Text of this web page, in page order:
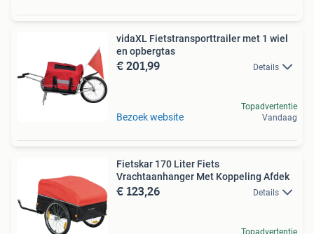
vidaXL Fietstransporttrailer met 1 wiel
en opbergtas
€ 201,99 Details
Bezoek website
Topadvertentie
Vandaag
Fietskar 170 Liter Fiets
Vrachtaanhanger Met Koppeling Afdek
€ 123,26 Details
Topadvertentie